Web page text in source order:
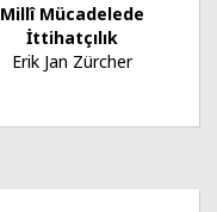
Millî Mücadelede
İttihatçılık
Erik Jan Zürcher